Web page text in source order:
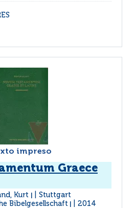
impreso
Graece
Kurt
Stuttgart
Bibelgesellschaft
2014